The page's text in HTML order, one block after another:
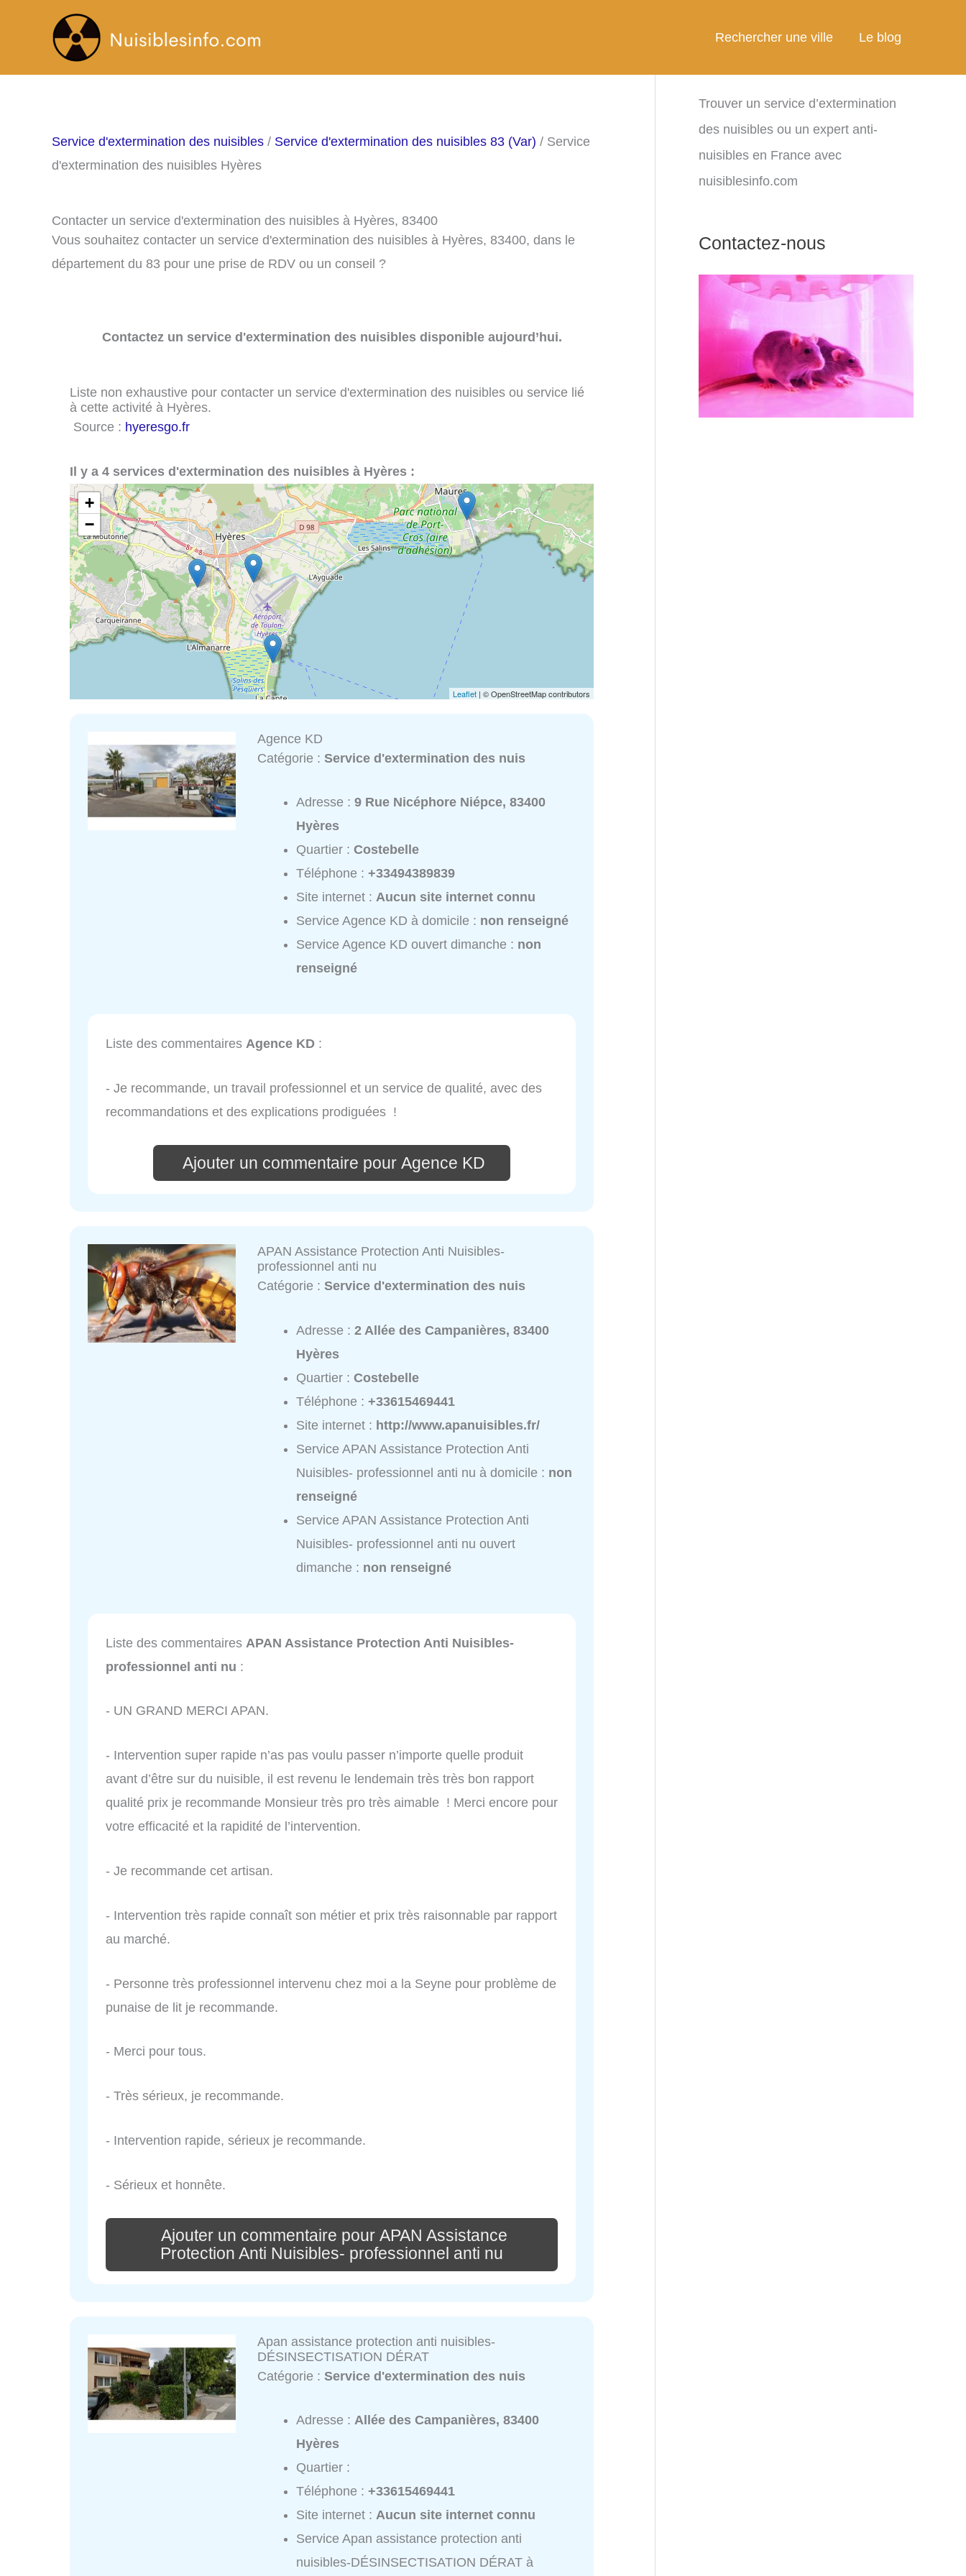
Rechercher une ville Le blog
Service d'extermination des nuisibles / Service d'extermination des nuisibles 83 (Var) / Service
d'extermination des nuisibles Hyères
Contacter un service d'extermination des nuisibles à Hyères, 83400
Vous souhaitez contacter un service d'extermination des nuisibles à Hyères, 83400, dans le
département du 83 pour une prise de RDV ou un conseil ?
Contactez un service d'extermination des nuisibles disponible aujourd’hui.
Liste non exhaustive pour contacter un service d'extermination des nuisibles ou service lié
à cette activité à Hyères.
Source : hyeresgo.fr
Il y a 4 services d'extermination des nuisibles à Hyères :
+
−
Leaflet | © OpenStreetMap contributors
Agence KD
Catégorie :Service d'extermination des nuis
Adresse :9 Rue Nicéphore Niépce, 83400
Hyères
Quartier :Costebelle
Téléphone :+33494389839
Site internet :Aucun site internet connu
Service Agence KD à domicile : non renseigné
Service Agence KD ouvert dimanche : non
renseigné
Liste des commentaires Agence KD :
- Je recommande, un travail professionnel et un service de qualité, avec des
recommandations et des explications prodiguées !
Ajouter un commentaire pour Agence KD
APAN Assistance Protection Anti Nuisibles-
professionnel anti nu
Catégorie :Service d'extermination des nuis
Adresse :2 Allée des Campanières, 83400
Hyères
Quartier :Costebelle
Téléphone :+33615469441
Site internet : http://www.apanuisibles.fr/
Service APAN Assistance Protection Anti
Nuisibles- professionnel anti nu à domicile : non
renseigné
Service APAN Assistance Protection Anti
Nuisibles- professionnel anti nu ouvert
dimanche : non renseigné
Liste des commentaires APAN Assistance Protection Anti Nuisibles-
professionnel anti nu :
- UN GRAND MERCI APAN.
- Intervention super rapide n’as pas voulu passer n’importe quelle produit
avant d’être sur du nuisible, il est revenu le lendemain très très bon rapport
qualité prix je recommande Monsieur très pro très aimable ! Merci encore pour
votre efficacité et la rapidité de l’intervention.
- Je recommande cet artisan.
- Intervention très rapide connaît son métier et prix très raisonnable par rapport
au marché.
- Personne très professionnel intervenu chez moi a la Seyne pour problème de
punaise de lit je recommande.
- Merci pour tous.
- Très sérieux, je recommande.
- Intervention rapide, sérieux je recommande.
- Sérieux et honnête.
Ajouter un commentaire pour APAN Assistance
Protection Anti Nuisibles- professionnel anti nu
Apan assistance protection anti nuisibles-
DÉSINSECTISATION DÉRAT
Catégorie :Service d'extermination des nuis
Adresse :Allée des Campanières, 83400
Hyères
Quartier :
Téléphone :+33615469441
Site internet :Aucun site internet connu
Service Apan assistance protection anti
nuisibles-DÉSINSECTISATION DÉRAT à
Trouver un service d’extermination
des nuisibles ou un expert anti-
nuisibles en France avec
nuisiblesinfo.com
Contactez-nous